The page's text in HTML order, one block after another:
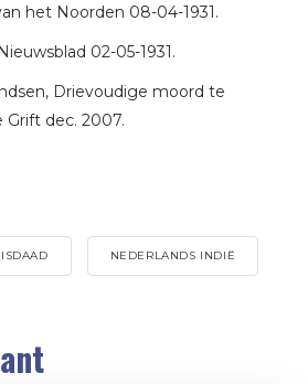
het Noorden 08-04-1931.
02-05-1931.
Drievoudige moord te
Grift dec. 2007.
NEDERLANDS INDIË